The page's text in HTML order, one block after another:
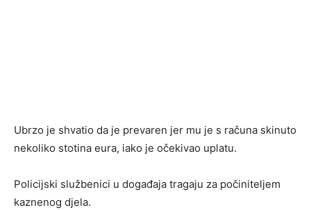
Ubrzo je shvatio da je prevaren jer mu je s računa skinuto
nekoliko stotina eura, iako je očekivao uplatu.
Policijski službenici u događaja tragaju za počiniteljem
kaznenog djela.